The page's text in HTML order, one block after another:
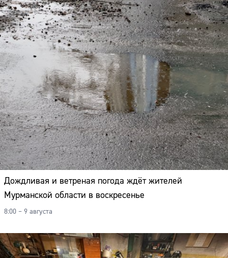
Дождливая и ветреная погода ждёт жителей
Мурманской области в воскресенье
8:00 – 9 августа
Сайт: